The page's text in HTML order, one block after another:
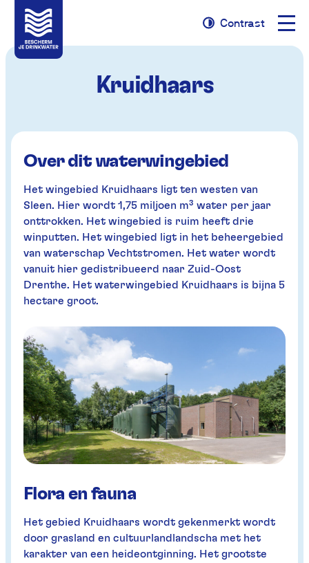
Naar
navigatie
Naar
inhoud
Contrast
Contrast
Kruidhaars
Over dit waterwingebied
Het wingebied Kruidhaars ligt ten westen van
Sleen. Hier wordt 1,75 miljoen m³ water per jaar
onttrokken. Het wingebied is ruim heeft drie
winputten. Het wingebied ligt in het beheergebied
van waterschap Vechtstromen. Het water wordt
vanuit hier gedistribueerd naar Zuid-Oost
Drenthe. Het waterwingebied Kruidhaars is bijna 5
hectare groot.
Flora en fauna
Het gebied Kruidhaars wordt gekenmerkt wordt
door grasland en cultuurlandlandscha met het
karakter van een heideontginning. Het grootste